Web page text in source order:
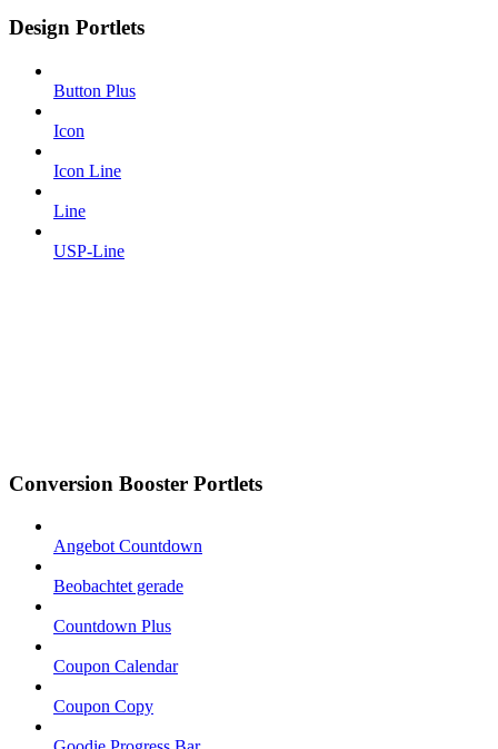
Design Portlets
Button Plus
Icon
Icon Line
Line
USP-Line
Conversion Booster Portlets
Angebot Countdown
Beobachtet gerade
Countdown Plus
Coupon Calendar
Coupon Copy